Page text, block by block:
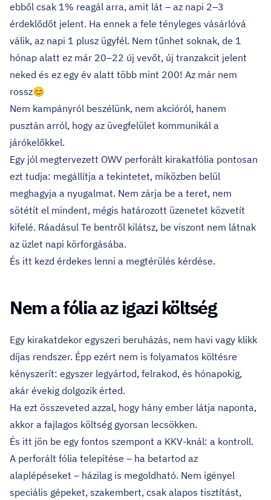
ebből csak 1% reagál arra, amit lát – az napi 2–3
érdeklődőt jelent. Ha ennek a fele tényleges vásárlóvá
válik, az napi 1 plusz ügyfél. Nem tűnhet soknak, de 1
hónap alatt ez már 20–22 új vevőt, új tranzakcit jelent
neked és ez egy év alatt több mint 200! Az már nem
rossz😊
Nem kampányról beszélünk, nem akcióról, hanem
pusztán arról, hogy az üvegfelület kommunikál a
járókelőkkel.
Egy jól megtervezett OWV perforált kirakatfólia pontosan
ezt tudja: megállítja a tekintetet, miközben belül
meghagyja a nyugalmat. Nem zárja be a teret, nem
sötétít el mindent, mégis határozott üzenetet közvetít
kifelé. Ráadásul Te bentről kilátsz, be viszont nem látnak
az üzlet napi körforgásába.
És itt kezd érdekes lenni a megtérülés kérdése.
Nem a fólia az igazi költség
Egy kirakatdekor egyszeri beruházás, nem havi vagy klikk
díjas rendszer. Épp ezért nem is folyamatos költésre
kényszerít: egyszer legyártod, felrakod, és hónapokig,
akár évekig dolgozik érted.
Ha ezt összeveted azzal, hogy hány ember látja naponta,
akkor a fajlagos költség gyorsan lecsökken.
És itt jön be egy fontos szempont a KKV-knál: a kontroll.
A perforált fólia telepítése – ha betartod az
alaplépéseket – házilag is megoldható. Nem igényel
speciális gépeket, szakembert, csak alapos tisztítást,